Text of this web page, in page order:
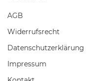
AGB
Widerrufs­recht
Daten­schutz­erklärung
Impressum